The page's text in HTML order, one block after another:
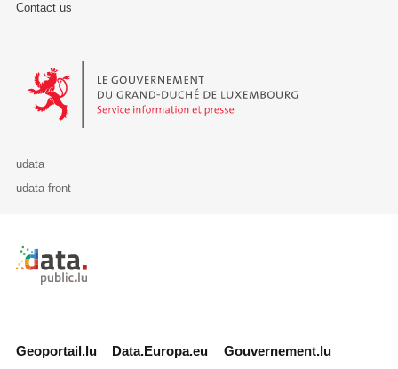
Contact us
Le Gouvernement du Grand-Duché de Luxembourg - Service
udata
udata-front
Retour à l'accueil de data.public.lu
Geoportail.lu Data.Europa.eu Gouvernement.lu